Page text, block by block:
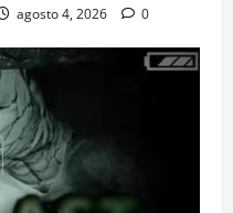
agosto 4, 2026 0